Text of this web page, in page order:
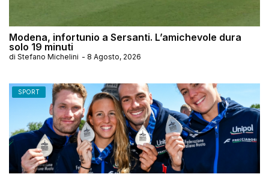
Modena, infortunio a Sersanti. L’amichevole dura
solo 19 minuti
di Stefano Michelini - 8 Agosto, 2026
SPORT